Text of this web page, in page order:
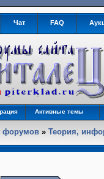
Чат FAQ
Активные темы
форумов »Теория,